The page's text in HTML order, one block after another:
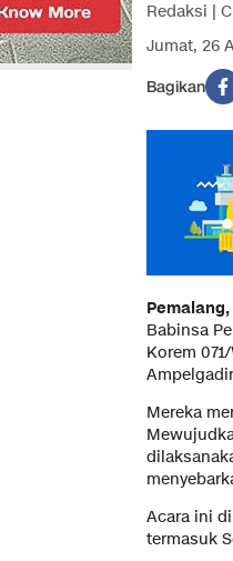
Redaksi |
Jumat, 26
Bagikan
Babinsa
Korem
Mereka
Acara ini
termasuk